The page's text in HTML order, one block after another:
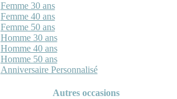
Femme 30 ans
Femme 40 ans
Femme 50 ans
Homme 30 ans
Homme 40 ans
Homme 50 ans
Anniversaire Personnalisé
Autres occasions